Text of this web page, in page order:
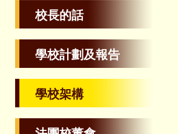
校長的話
學校計劃及報告
學校架構